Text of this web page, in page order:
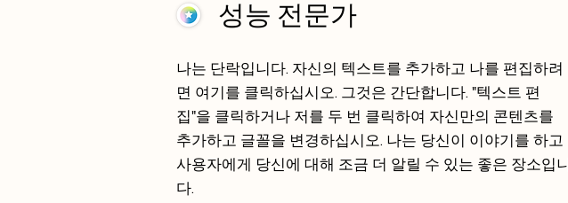
성능 전문가
나는 단락입니다. 자신의 텍스트를 추가하고 나를 편집하려
면 여기를 클릭하십시오. 그것은 간단합니다. "텍스트 편
집"을 클릭하거나 저를 두 번 클릭하여 자신만의 콘텐츠를
추가하고 글꼴을 변경하십시오. 나는 당신이 이야기를 하고
사용자에게 당신에 대해 조금 더 알릴 수 있는 좋은 장소입니
다.